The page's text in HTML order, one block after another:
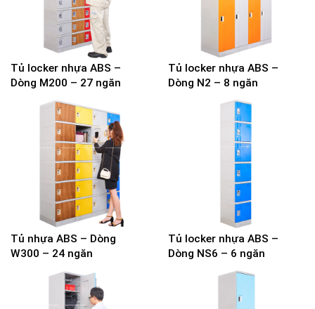
Tủ locker nhựa ABS –
Dòng M200 – 27 ngăn
Tủ locker nhựa ABS –
Dòng N2 – 8 ngăn
Tủ nhựa ABS – Dòng
W300 – 24 ngăn
Tủ locker nhựa ABS –
Dòng NS6 – 6 ngăn